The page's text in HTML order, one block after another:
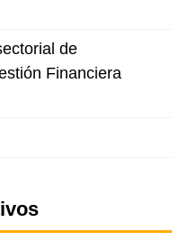
de
Financiera